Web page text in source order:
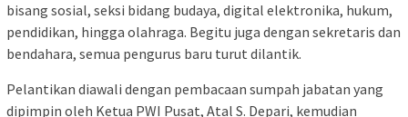
bisang sosial, seksi bidang budaya, digital elektronika, hukum,
pendidikan, hingga olahraga. Begitu juga dengan sekretaris dan
bendahara, semua pengurus baru turut dilantik.
Pelantikan diawali dengan pembacaan sumpah jabatan yang
dipimpin oleh Ketua PWI Pusat, Atal S. Depari, kemudian